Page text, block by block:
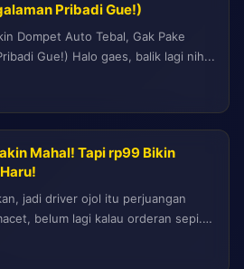
Pribadi Gue!)
Dompet Auto Tebal, Gak Pake
Gue!) Halo gaes, balik lagi nih...
Mahal! Tapi rp99 Bikin
jadi driver ojol itu perjuangan
belum lagi kalau orderan sepi.